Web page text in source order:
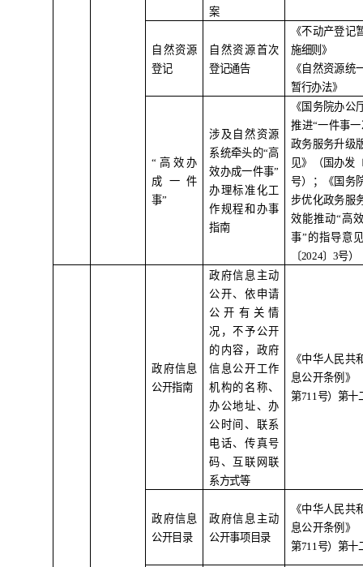
案
自然资源
登记
自然资源首次
登记通告
《不动产登记
施细则》
《自然资源统
暂行办法》
“高效办
成一件
事”
涉及自然资源
系统牵头的“高
效办成一件事”
办理标准化工
作规程和办事
指南
《国务院办公
推进“一件事
政务服务升级
见》（国办发
号）；《国务
步优化政务服
效能推动“高
事” 的指导意
〔2024〕 3号）
政府信息
公开指南
政府信息主动
公开、依申请
公开有关情
况，不予公开
的内容，政府
信息公开工作
机构的名称、
办公地址、办
公时间、联系
电话、传真号
码、互联网联
系方式等
《中华人民共
息公开条例》
第711 号）第十
政府信息
公开目录
政府信息主动
公开事项目录
《中华人民共
息公开条例》
第711 号）第十